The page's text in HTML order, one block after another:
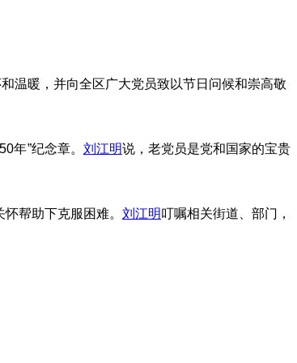
温暖，并向全区广大党员致以节日问候和崇高敬
年”纪念章。 刘江明说，老党员是党和国家的宝贵
帮助下克服困难。 刘江明叮嘱相关街道、部门，